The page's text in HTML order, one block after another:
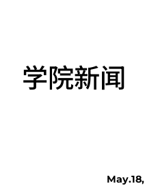
学院新闻
May.18,